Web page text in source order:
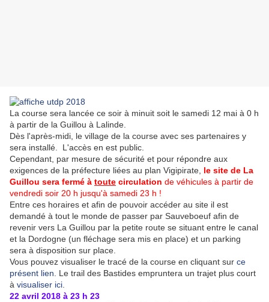
La course sera lancée ce soir à minuit soit le samedi 12 mai à 0 h
à partir de la Guillou à Lalinde.
Dès l'après-midi, le village de la course avec ses partenaires y
sera installé. L'accès en est public.
Cependant, par mesure de sécurité et pour répondre aux
exigences de la préfecture liées au plan Vigipirate, le site de La
Guillou sera fermé à toute circulation de véhicules à partir de
vendredi soir 20 h jusqu'à samedi 23 h !
Entre ces horaires et afin de pouvoir accéder au site il est
demandé à tout le monde de passer par Sauveboeuf afin de
revenir vers La Guillou par la petite route se situant entre le canal
et la Dordogne (un fléchage sera mis en place) et un parking
sera à disposition sur place.
Vous pouvez visualiser le tracé de la course en cliquant sur ce
présent lien . Le trail des Bastides empruntera un trajet plus court
à visualiser ici
22 avril 2018 à 23 h 23